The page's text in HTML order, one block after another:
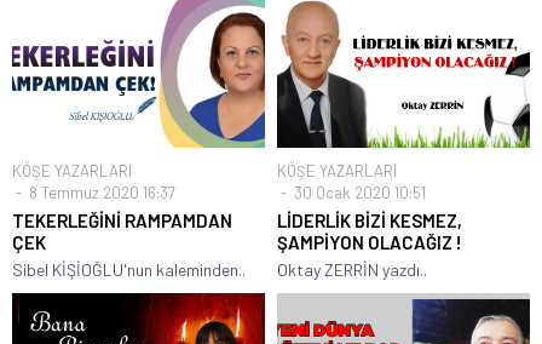
KÖŞE YAZARLARI
8 Temmuz 2020 16:37
TEKERLEĞİNİ RAMPAMDAN
ÇEK
Sibel KİŞİOĞLU'nun kaleminden..
KÖŞE YAZARLARI
30 Ocak 2020 10:51
LİDERLİK BİZİ KESMEZ,
ŞAMPİYON OLACAĞIZ !
Oktay ZERRİN yazdı..